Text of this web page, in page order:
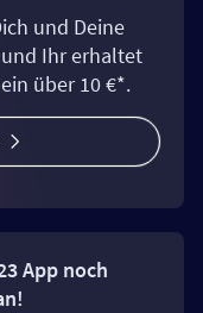
und Deine
Ihr erhaltet
über 10 €*.
App noch